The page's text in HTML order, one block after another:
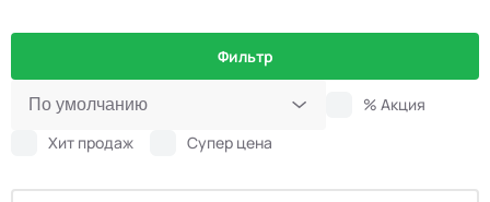
Фильтр
% Акция
Хит продаж
Супер цена